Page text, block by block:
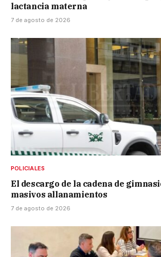
lactancia materna
7 de agosto de 2026
POLICIALES
El descargo de la cadena de
masivos allanamientos
7 de agosto de 2026